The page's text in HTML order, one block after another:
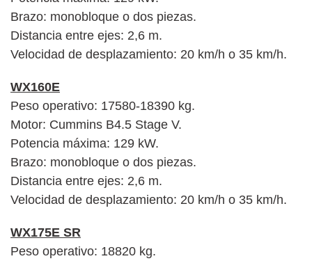
Brazo: monobloque o dos piezas.
Distancia entre ejes: 2,6 m.
Velocidad de desplazamiento: 20 km/h o 35 km/h.
WX160E
Peso operativo: 17580-18390 kg.
Motor: Cummins B4.5 Stage V.
Potencia máxima: 129 kW.
Brazo: monobloque o dos piezas.
Distancia entre ejes: 2,6 m.
Velocidad de desplazamiento: 20 km/h o 35 km/h.
WX175E SR
Peso operativo: 18820 kg.